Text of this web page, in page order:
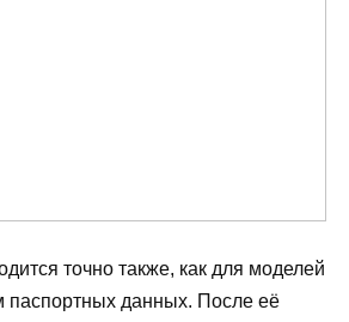
точно также, как для моделей
паспортных данных. После её